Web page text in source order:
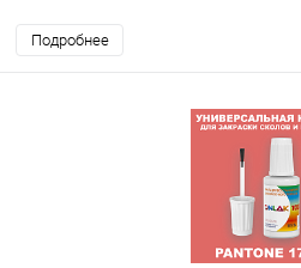
Подробнее